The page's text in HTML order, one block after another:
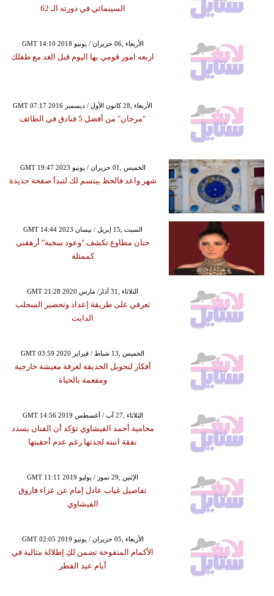
السينمائي في دورته الـ 62
GMT 14:10 2018 الأربعاء ,06 حزيران / يونيو
اربعه امور قومي بها اليوم قبل الغد مع طفلك
GMT 07:17 2016 الأربعاء ,28 كانون الأول / ديسمبر
"مرجان" من أفضل 5 فنادق في الطائف
GMT 19:47 2023 الخميس ,01 حزيران / يونيو
شهر واعد فالحظ يبتسم لك لتبدأ صفحة جديدة
GMT 14:44 2023 السبت ,15 إبريل / نيسان
حنان مطاوع تكشف "وعود سخية" أرهقني
كممثلة
GMT 21:28 2020 الثلاثاء ,31 آذار/ مارس
تعرفي على طريقة إعداد وتحضير السحلب
الدايت
GMT 03:59 2020 الخميس ,13 شباط / فبراير
أفكار لتحويل الحديقة لغرفة معيشة خارجية
ومفعمة بالحياة
GMT 14:56 2019 الثلاثاء ,27 آب / أغسطس
محامية أحمد الفيشاوي تؤكد أن الفنان يسدد
نفقة ابنته لجدتها رغم عدم أحقيتها
GMT 11:11 2019 الإثنين ,29 تموز / يوليو
تفاصيل غياب عادل إمام عن عزاء فاروق
الفيشاوي
GMT 02:05 2019 الأربعاء ,05 حزيران / يونيو
الأكمام المنفوخة تضمن لكِ إطلالة مثالية في
أيام عيد الفطر